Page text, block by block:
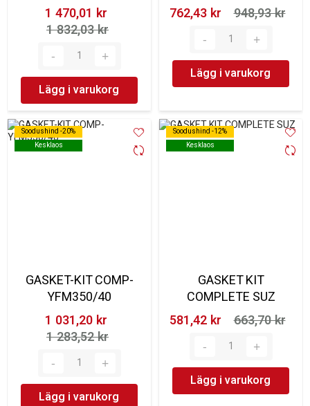
1 470,01 kr‎
1 832,03 kr‎
Lägg i varukorg
762,43 kr‎
948,93 kr‎
Lägg i varukorg
Soodushind -20%
Kesklaos
Soodushind -20%
Kesklaos
GASKET-KIT COMP-
YFM350/40
1 031,20 kr‎
1 283,52 kr‎
Lägg i varukorg
Soodushind -12%
Kesklaos
Soodushind -12%
Kesklaos
GASKET KIT
COMPLETE SUZ
581,42 kr‎
663,70 kr‎
Lägg i varukorg